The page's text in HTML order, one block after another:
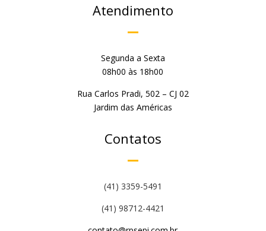
Atendimento
Segunda a Sexta
08h00 às 18h00
Rua Carlos Pradi, 502 – CJ 02
Jardim das Américas
Contatos
(41) 3359-5491
(41) 98712-4421